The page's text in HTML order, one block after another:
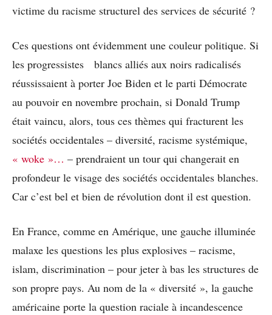
victime du racisme structurel des services de sécurité ?
Ces questions ont évidemment une couleur politique. Si
les progressistes blancs alliés aux noirs radicalisés
réussissaient à porter Joe Biden et le parti Démocrate
au pouvoir en novembre prochain, si Donald Trump
était vaincu, alors, tous ces thèmes qui fracturent les
sociétés occidentales – diversité, racisme systémique,
« woke »… – prendraient un tour qui changerait en
profondeur le visage des sociétés occidentales blanches.
Car c’est bel et bien de révolution dont il est question.
En France, comme en Amérique, une gauche illuminée
malaxe les questions les plus explosives – racisme,
islam, discrimination – pour jeter à bas les structures de
son propre pays. Au nom de la « diversité », la gauche
américaine porte la question raciale à incandescence